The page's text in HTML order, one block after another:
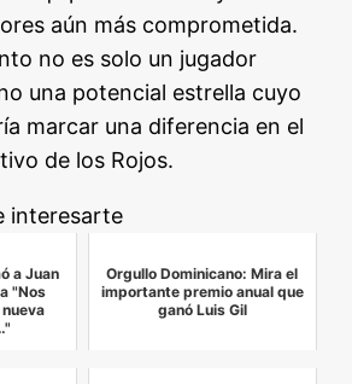
aún más comprometida.
no es solo un jugador
una potencial estrella cuyo
marcar una diferencia en el
de los Rojos.
interesarte
a Juan
"Nos
Orgullo Dominicano: Mira el
importante premio anual que
ganó Luis Gil